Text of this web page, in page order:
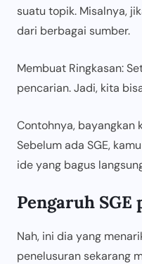
suatu topik. Misalnya,
dari berbagai sumber.
Membuat Ringkasan:
pencarian. Jadi, kita
Contohnya, bayangkan
Sebelum ada SGE,
ide yang bagus
Pengaruh SGE
Nah, ini dia yang
penelusuran sekarang